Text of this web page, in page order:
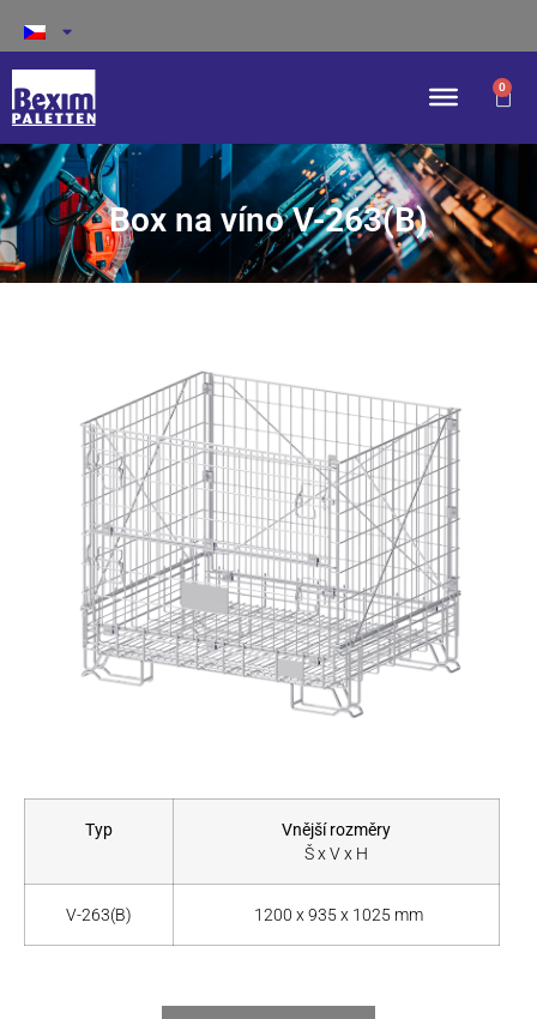
0
Box na víno V-263(B)
Typ
Vnější rozměry
Š x V x H
V-263(B) 1200 x 935 x 1025 mm